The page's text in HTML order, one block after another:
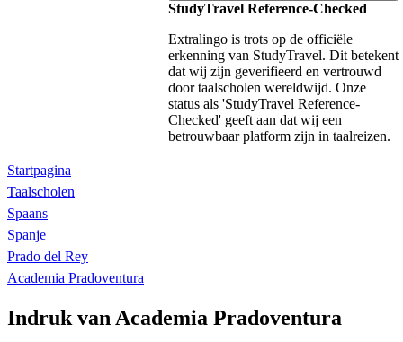
StudyTravel Reference-Checked
Extralingo is trots op de officiële
erkenning van StudyTravel. Dit betekent
dat wij zijn geverifieerd en vertrouwd
door taalscholen wereldwijd. Onze
status als 'StudyTravel Reference-
Checked' geeft aan dat wij een
betrouwbaar platform zijn in taalreizen.
Startpagina
Taalscholen
Spaans
Spanje
Prado del Rey
Academia Pradoventura
Indruk van Academia Pradoventura